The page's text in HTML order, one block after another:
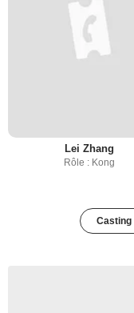
Lei Zhang
Rôle : Kong
Casting